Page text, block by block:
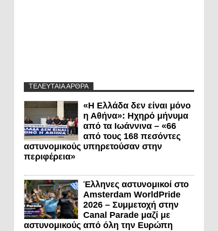
ΤΕΛΕΥΤΑΙΑ ΑΡΘΡΑ
«Η Ελλάδα δεν είναι μόνο
η Αθήνα»: Ηχηρό μήνυμα
από τα Ιωάννινα – «66
από τους 168 πεσόντες
αστυνομικούς υπηρετούσαν στην
περιφέρεια»
Έλληνες αστυνομικοί στο
Amsterdam WorldPride
2026 – Συμμετοχή στην
Canal Parade μαζί με
αστυνομικούς από όλη την Ευρώπη